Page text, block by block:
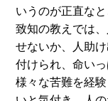
いうのが正直なと
致知の教えでは
せないか、人助
付けられ、命い
様々な苦難を経